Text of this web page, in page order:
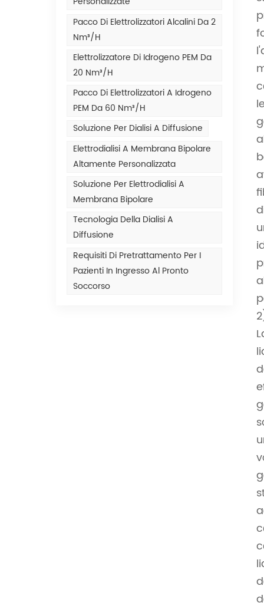
Pacco Di Elettrolizzatori Alcalini Da 2
Nm³/h
Elettrolizzatore Di Idrogeno PEM Da
20 Nm³/h
Pacco Di Elettrolizzatori A Idrogeno
PEM Da 60 Nm³/h
Soluzione Per Dialisi A Diffusione
Elettrodialisi A Membrana Bipolare
Altamente Personalizzata
Soluzione Per Elettrodialisi A
Membrana Bipolare
Tecnologia Della Dialisi A
Diffusione
Requisiti Di Pretrattamento Per I
Pazienti In Ingresso Al Pronto
Soccorso